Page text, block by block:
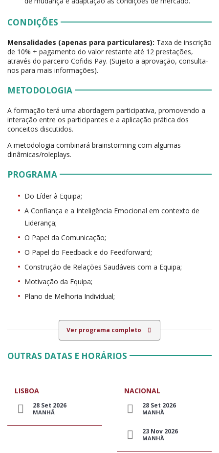
CONDIÇÕES
Mensalidades (apenas para particulares): Taxa de inscrição
de 10% + pagamento do valor restante até 12 prestações,
através do parceiro Cofidis Pay. (Sujeito a aprovação, consulta-
nos para mais informações).
METODOLOGIA
A formação terá uma abordagem participativa, promovendo a
interação entre os participantes e a aplicação prática dos
conceitos discutidos.
A metodologia combinará brainstorming com algumas
dinâmicas/roleplays.
PROGRAMA
Do Líder à Equipa;
A Confiança e a Inteligência Emocional em contexto de
Liderança;
O Papel da Comunicação;
O Papel do Feedback e do Feedforward;
Construção de Relações Saudáveis com a Equipa;
Motivação da Equipa;
Plano de Melhoria Individual;
Ver programa completo
OUTRAS DATAS E HORÁRIOS
LISBOA
28 Set 2026
MANHÃ
NACIONAL
28 Set 2026
MANHÃ
23 Nov 2026
MANHÃ